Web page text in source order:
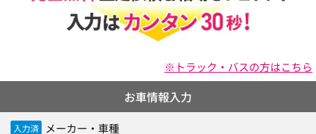
※トラック・バスの方はこちら
お車情報入力
入力済 メーカー・車種